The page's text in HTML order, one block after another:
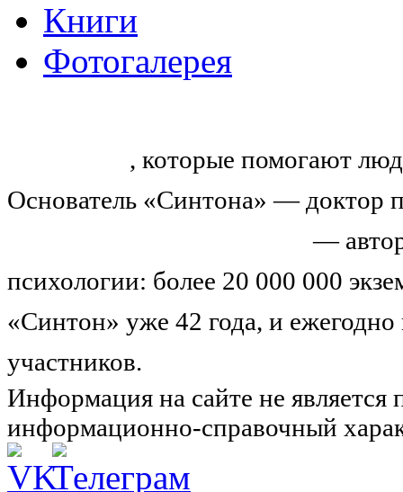
Книги
Фотогалерея
, которые помогают
Основатель «Синтона» — доктор
—
психологии: более 20 000 000
«Синтон» уже 42 года, и
участников.
Информация на сайте не
информационно-справочный